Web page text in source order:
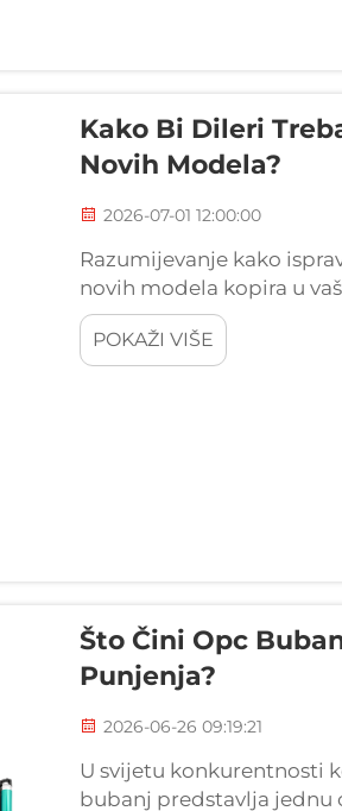
Kako Bi Dileri
Novih Modela?
2026-07-01 12:00:00
Razumijevanje kako
novih modela kopira u
pouzdanosti opreme i
bubanj, je kritična
POKAŽI VIŠE
Što Čini Opc
Punjenja?
2026-06-26 09:19:21
U svijetu konkurentnosti
bubanj predstavlja